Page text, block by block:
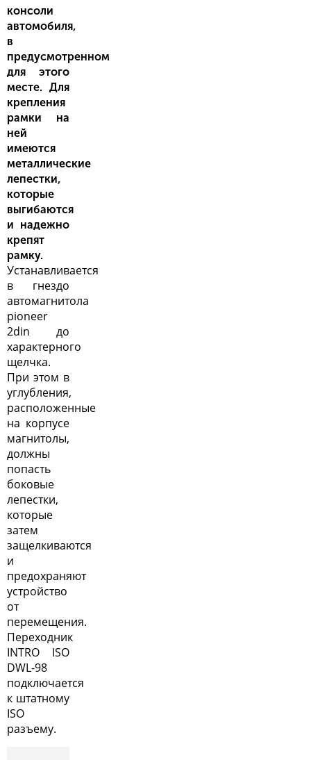
консоли
автомобиля,
в
предусмотренном
для этого
месте. Для
крепления
рамки на
ней
имеются
металлические
лепестки,
которые
выгибаются
и надежно
крепят
рамку.
Устанавливается
в гнездо
автомагнитола
pioneer
2din до
характерного
щелчка.
При этом в
углубления,
расположенные
на корпусе
магнитолы,
должны
попасть
боковые
лепестки,
которые
затем
защелкиваются
и
предохраняют
устройство
от
перемещения.
Переходник
INTRO ISO
DWL-98
подключается
к штатному
ISO
разъему.